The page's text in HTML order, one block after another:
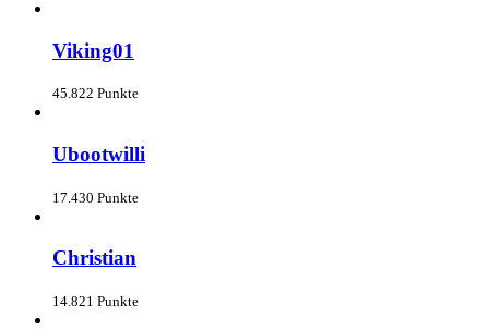
Viking01
45.822 Punkte
Ubootwilli
17.430 Punkte
Christian
14.821 Punkte